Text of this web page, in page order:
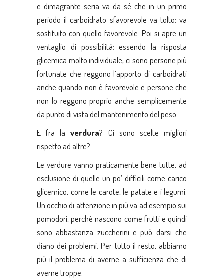
e dimagrante seria va da sé che in un primo
periodo il carboidrato sfavorevole va tolto; va
sostituito con quello favorevole. Poi si apre un
ventaglio di possibilità: essendo la risposta
glicemica molto individuale, ci sono persone più
fortunate che reggono l’apporto di carboidrati
anche quando non è favorevole e persone che
non lo reggono proprio anche semplicemente
da punto di vista del mantenimento del peso.
E fra laverdura? Ci sono scelte migliori
rispetto ad altre?
Le verdure vanno praticamente bene tutte, ad
esclusione di quelle un po’ difficili come carico
glicemico, come le carote, le patate e i legumi.
Un occhio di attenzione in più va ad esempio sui
pomodori, perché nascono come frutti e quindi
sono abbastanza zuccherini e può darsi che
diano dei problemi. Per tutto il resto, abbiamo
più il problema di averne a sufficienza che di
averne troppe.